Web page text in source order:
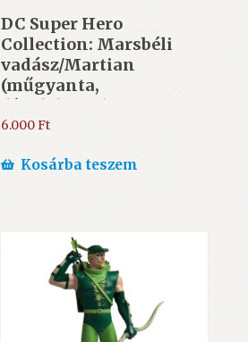
DC Super Hero
Collection: Marsbéli
vadász/Martian
(műgyanta,
díszdobozos)
6.000Ft
Kosárba teszem